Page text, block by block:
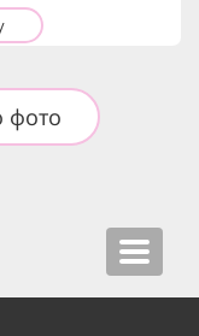
фото
Toggle